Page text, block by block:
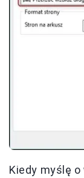
Kiedy myślę o